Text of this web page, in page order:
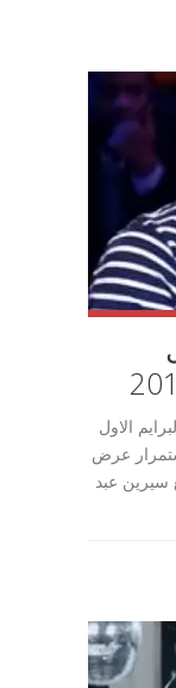
الاول
ستار اكاديمي 9 موسم 2013 استمرار عرض
سيرين عبد